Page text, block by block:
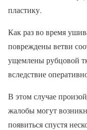
пластику.
Как раз во время
повреждены ветви
ущемлены рубцовой
вследствие
В этом случае
жалобы могут
появиться спустя